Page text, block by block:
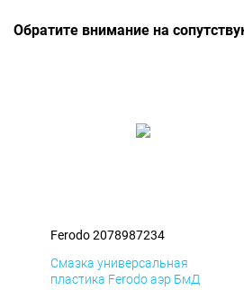
Обратите внимание на
Ferodo 2078987234
Смазка универсальная
пластика Ferodo аэр БмД